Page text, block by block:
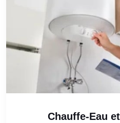
Chauffe-Eau